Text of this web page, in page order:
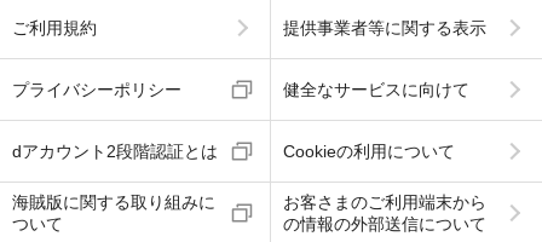
ご利用規約 提供事業者等に関する表示
プライバシーポリシー 健全なサービスに向けて
dアカウント2段階認証とは Cookieの利用について
海賊版に関する取り組みに
ついて
お客さまのご利用端末から
の情報の外部送信について